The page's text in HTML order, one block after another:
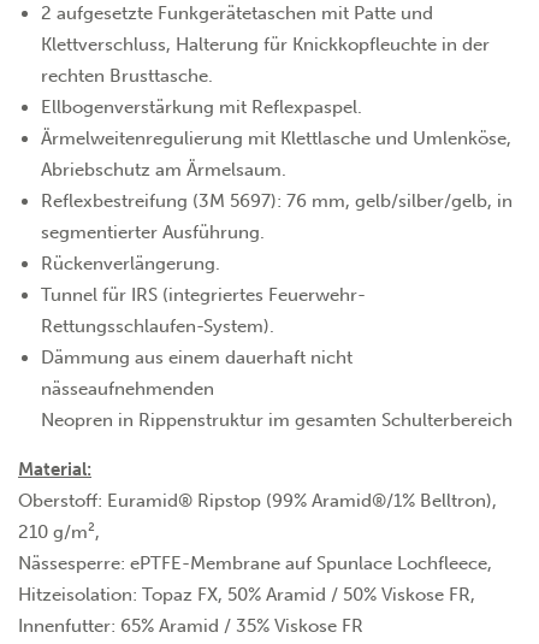
2 aufgesetzte Funkgerätetaschen mit Patte und
Klettverschluss, Halterung für Knickkopfleuchte in der
rechten Brusttasche.
Ellbogenverstärkung mit Reflexpaspel.
Ärmelweitenregulierung mit Klettlasche und Umlenköse,
Abriebschutz am Ärmelsaum.
Reflexbestreifung (3M 5697): 76 mm, gelb/silber/gelb, in
segmentierter Ausführung.
Rückenverlängerung.
Tunnel für IRS (integriertes Feuerwehr-
Rettungsschlaufen-System).
Dämmung aus einem dauerhaft nicht
nässeaufnehmenden
Neopren in Rippenstruktur im gesamten Schulterbereich
Material:
Oberstoff: Euramid® Ripstop (99% Aramid®/1% Belltron),
210 g/m²,
Nässesperre: ePTFE-Membrane auf Spunlace Lochfleece,
Hitzeisolation: Topaz FX, 50% Aramid / 50% Viskose FR,
Innenfutter: 65% Aramid / 35% Viskose FR